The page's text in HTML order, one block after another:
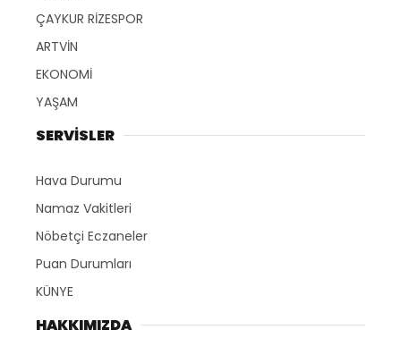
ÇAYKUR RİZESPOR
ARTVİN
EKONOMİ
YAŞAM
SERVİSLER
Hava Durumu
Namaz Vakitleri
Nöbetçi Eczaneler
Puan Durumları
KÜNYE
HAKKIMIZDA